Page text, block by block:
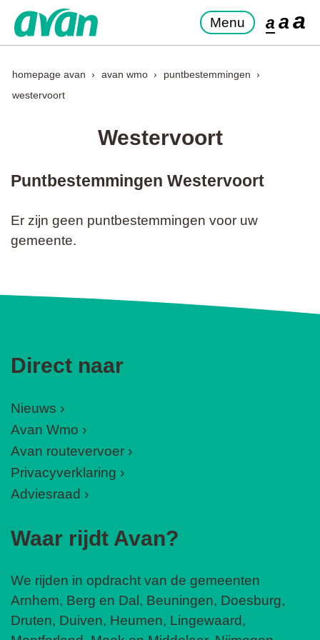
Menu a aa
homepage avan avan wmo
puntbestemmingen
westervoort
Westervoort
Puntbestemmingen Westervoort
Er zijn geen puntbestemmingen voor uw
gemeente.
Direct naar
Nieuws
Avan Wmo
Avan routevervoer
Privacyverklaring
Adviesraad
Waar rijdt Avan?
We rijden in opdracht van de gemeenten
Arnhem, Berg en Dal, Beuningen, Doesburg,
Druten, Duiven, Heumen, Lingewaard,